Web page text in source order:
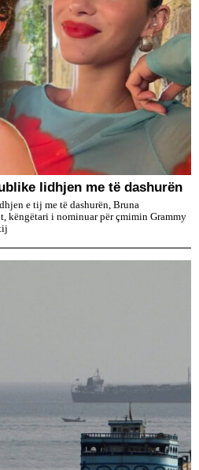
lidhjen me të dashurën
e tij me të dashurën, Bruna
këngëtari i nominuar për çmimin Grammy